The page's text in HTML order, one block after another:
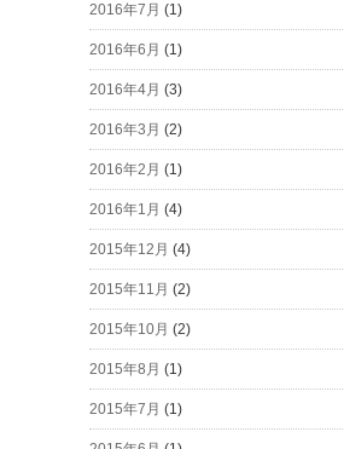
2016年7月 (1)
2016年6月 (1)
2016年4月 (3)
2016年3月 (2)
2016年2月 (1)
2016年1月 (4)
2015年12月 (4)
2015年11月 (2)
2015年10月 (2)
2015年8月 (1)
2015年7月 (1)